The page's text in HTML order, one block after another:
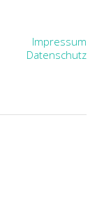
Impressum
Datenschutz